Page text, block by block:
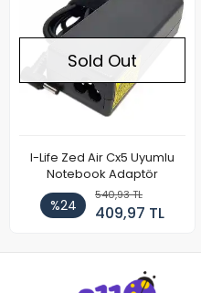
Sold Out
I-Life Zed Air Cx5 Uyumlu
Notebook Adaptör
%24
540,93 TL
409,97 TL